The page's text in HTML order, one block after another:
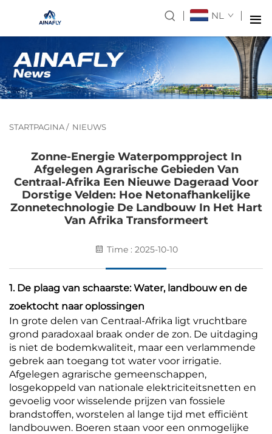
NL
STARTPAGINA/ NIEUWS
Zonne-Energie Waterpompproject In
Afgelegen Agrarische Gebieden Van
Centraal-Afrika Een Nieuwe Dageraad Voor
Dorstige Velden: Hoe Netonafhankelijke
Zonnetechnologie De Landbouw In Het Hart
Van Afrika Transformeert
Time : 2025-10-10
1. De plaag van schaarste: Water, landbouw en de
zoektocht naar oplossingen
In grote delen van Centraal-Afrika ligt vruchtbare
grond paradoxaal braak onder de zon. De uitdaging
is niet de bodemkwaliteit, maar een verlammende
gebrek aan toegang tot water voor irrigatie.
Afgelegen agrarische gemeenschappen,
losgekoppeld van nationale elektriciteitsnetten en
gevoelig voor wisselende prijzen van fossiele
brandstoffen, worstelen al lange tijd met efficiënt
landbouwen. Boeren staan voor een onmogelijke